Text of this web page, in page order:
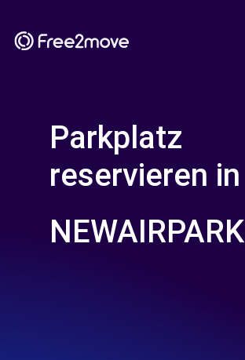
Parkplatz
reservieren in
NEWAIRPARK